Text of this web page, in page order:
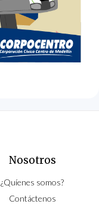
Nosotros
¿Quíenes somos?
Contáctenos